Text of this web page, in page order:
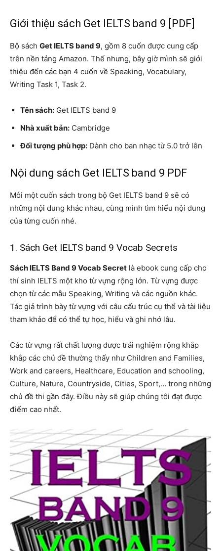
Giới thiệu sách Get IELTS band 9 [PDF]
Bộ sách Get IELTS band 9, gồm 8 cuốn được cung cấp
trên nền tảng Amazon. Thế nhưng, bây giờ mình sẽ giới
thiệu đến các bạn 4 cuốn về Speaking, Vocabulary,
Writing Task 1, Task 2.
Tên sách: Get IELTS band 9
Nhà xuất bản: Cambridge
Đối tượng phù hợp: Dành cho ban nhạc từ 5.0 trở lên
Nội dung sách Get IELTS band 9 PDF
Mỗi một cuốn sách trong bộ Get IELTS band 9 sẽ có
những nội dung khác nhau, cùng mình tìm hiểu nội dung
của từng cuốn nhé.
1. Sách Get IELTS band 9 Vocab Secrets
Sách IELTS Band 9 Vocab Secret là ebook cung cấp cho
thí sinh IELTS một kho từ vựng rộng lớn. Từ vựng được
chọn từ các mẫu Speaking, Writing và các nguồn khác.
Tác giả trình bày từ vựng với câu cấu trúc cụ thể và tài liệu
tham khảo để có thể tự học, hiểu và ghi nhớ lâu.
Các từ vựng rất chất lượng được trải nghiệm rộng khắp
khắp các chủ đề thường thấy như Children and Families,
Work and careers, Healthcare, Education and schooling,
Culture, Nature, Countryside, Cities, Sport,… trong những
chủ đề thi gần đây.Điều này sẽ giúp chúng tôi đạt được
điểm cao nhất.